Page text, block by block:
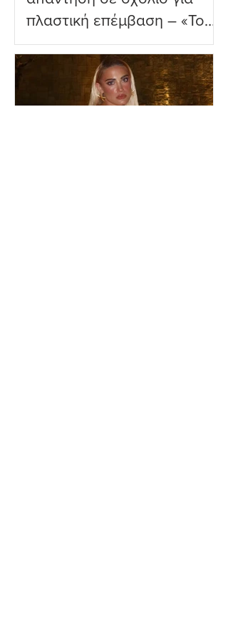
πλαστική επέμβαση – «Το
ωραιότερο σχόλιο που